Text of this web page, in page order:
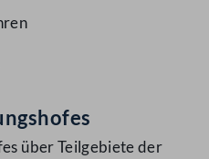
über Teilgebiete der